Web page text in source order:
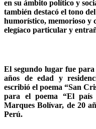
en su ámbito político y
también destacó el tono
humorístico, memorioso y
elegíaco particular y
El segundo lugar fue
años de edad y
escribió el poema “San
para el poema “El país
Marques Bolívar, de 20
Perú.